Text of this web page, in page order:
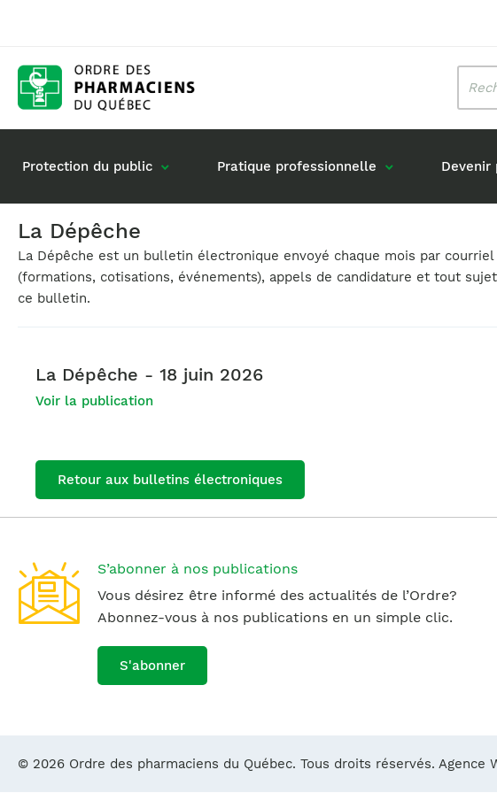
Protection du public
Rôle du pharmacien
Vos questions : des réponses
Pratique professionnelle
Gestion de mon dossier
Retour à la pratique
Devenir
Mission et
Gouvernance
La Dépêche
La Dépêche est un bulletin électronique envoyé chaque mois par
(formations, cotisations, événements), appels de candidature et tout
ce bulletin.
La Dépêche - 18 juin 2026
Voir la publication
Retour aux bulletins électroniques
S’abonner à nos publications
Vous désirez être informé des actualités de l’Ordre?
Abonnez-vous à nos publications en un simple clic.
S'abonner
© 2026 Ordre des pharmaciens du Québec. Tous droits réservés. Agence